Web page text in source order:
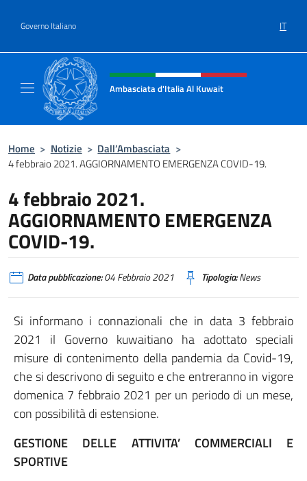
Governo Italiano IT
Intestazione sito, social e menù
Ambasciata d'Italia Al Kuwait
Home > Notizie > Dall’Ambasciata >
4 febbraio 2021. AGGIORNAMENTO EMERGENZA COVID-19.
4 febbraio 2021.
AGGIORNAMENTO EMERGENZA
COVID-19.
Data pubblicazione:04 Febbraio 2021 Tipologia:News
Si informano i connazionali che in data 3 febbraio
2021 il Governo kuwaitiano ha adottato speciali
misure di contenimento della pandemia da Covid-19,
che si descrivono di seguito e che entreranno in vigore
domenica 7 febbraio 2021 per un periodo di un mese,
con possibilità di estensione.
GESTIONE DELLE ATTIVITA’ COMMERCIALI E
SPORTIVE